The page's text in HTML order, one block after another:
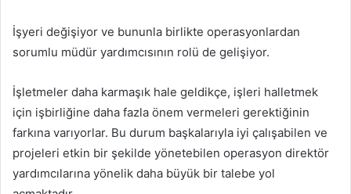
İşyeri değişiyor ve bununla birlikte operasyonlardan
sorumlu müdür yardımcısının rolü de gelişiyor.
İşletmeler daha karmaşık hale geldikçe, işleri halletmek
için işbirliğine daha fazla önem vermeleri gerektiğinin
farkına varıyorlar. Bu durum başkalarıyla iyi çalışabilen ve
projeleri etkin bir şekilde yönetebilen operasyon direktör
yardımcılarına yönelik daha büyük bir talebe yol